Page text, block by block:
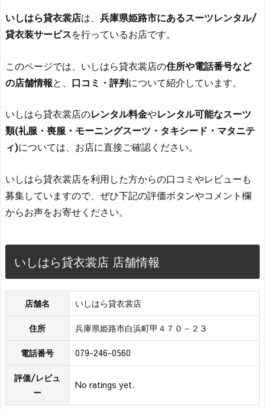
いしはら貸衣裳店は、 兵庫県姫路市にあるスーツレンタル/
貸衣装サービスを行っているお店です。
このページでは、いしはら貸衣裳店の住所や電話番号など
の店舗情報と、 口コミ・評判について紹介しています。
いしはら貸衣裳店のレンタル料金やレンタル可能なスーツ
類(礼服・喪服・モーニングスーツ・タキシード・マタニテ
ィ)については、お店に直接ご確認ください。
いしはら貸衣裳店を利用した方からの口コミやレビューも
募集していますので、ぜひ下記の評価ボタンやコメント欄
からお声をお寄せください。
いしはら貸衣裳店 店舗情報
店舗名 いしはら貸衣裳店
住所 兵庫県姫路市白浜町甲４７０－２３
電話番号 079-246-0560
評価/レビュ
ー
No ratings yet.